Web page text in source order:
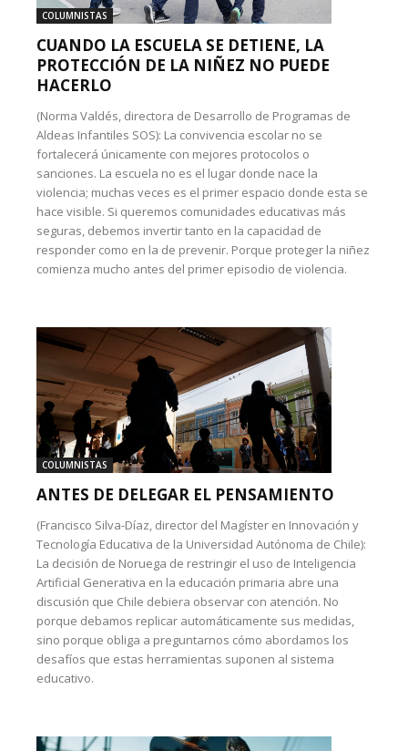
COLUMNISTAS
CUANDO LA ESCUELA SE DETIENE, LA
PROTECCIÓN DE LA NIÑEZ NO PUEDE
HACERLO
(Norma Valdés, directora de Desarrollo de Programas de
Aldeas Infantiles SOS): La convivencia escolar no se
fortalecerá únicamente con mejores protocolos o
sanciones. La escuela no es el lugar donde nace la
violencia; muchas veces es el primer espacio donde esta se
hace visible. Si queremos comunidades educativas más
seguras, debemos invertir tanto en la capacidad de
responder como en la de prevenir. Porque proteger la niñez
comienza mucho antes del primer episodio de violencia.
COLUMNISTAS
ANTES DE DELEGAR EL PENSAMIENTO
(Francisco Silva-Díaz, director del Magíster en Innovación y
Tecnología Educativa de la Universidad Autónoma de Chile):
La decisión de Noruega de restringir el uso de Inteligencia
Artificial Generativa en la educación primaria abre una
discusión que Chile debiera observar con atención. No
porque debamos replicar automáticamente sus medidas,
sino porque obliga a preguntarnos cómo abordamos los
desafíos que estas herramientas suponen al sistema
educativo.